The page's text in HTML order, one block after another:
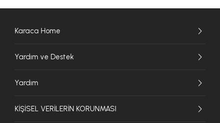
Karaca Home
Yardım ve Destek
Yardım
KİŞİSEL VERİLERİN KORUNMASI